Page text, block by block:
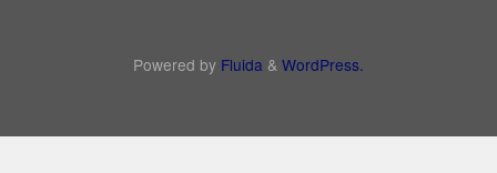
Powered by Fluida & WordPress.